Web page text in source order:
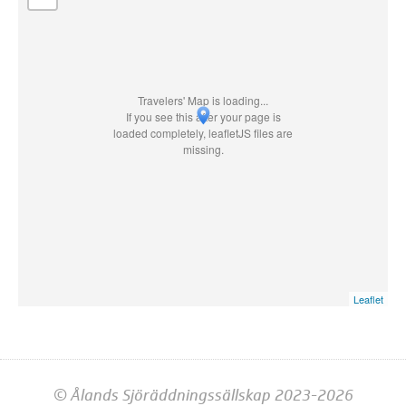
Travelers' Map is loading...
If you see this after your page is
loaded completely, leafletJS files are
missing.
Leaflet
© Ålands Sjöräddningssällskap 2023-2026